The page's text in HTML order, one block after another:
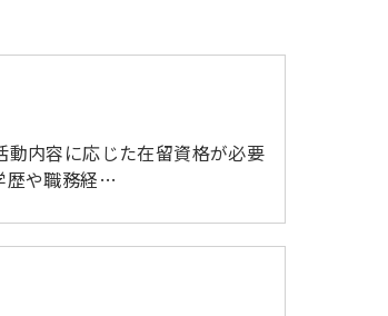
動内容に応じた在留資格が必要
歴や職務経…